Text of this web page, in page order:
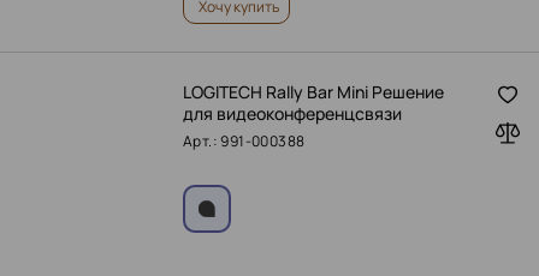
Хочу купить
LOGITECH Rally Bar Mini Решение
для видеоконференцсвязи
Арт.: 991-000388